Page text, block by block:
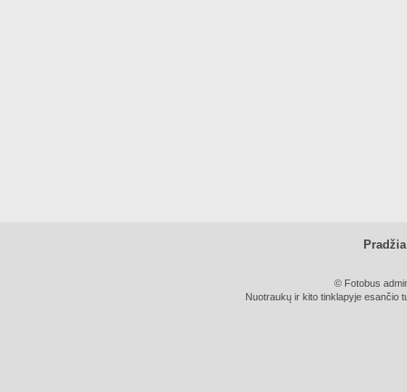
Pradžia
© Fotobus
Nuotraukų ir kito tinklapyje esančio